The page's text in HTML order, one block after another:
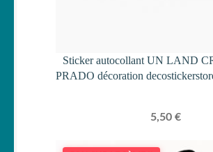
Sticker autocollant UN LAND
PRADO décoration
5,50 €